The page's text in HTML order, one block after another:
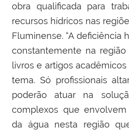
obra qualificada para
recursos hídricos nas
Fluminense. “A deficiência
constantemente na
livros e artigos
tema. Só profissionais
poderão atuar na
complexos que
da água nesta região